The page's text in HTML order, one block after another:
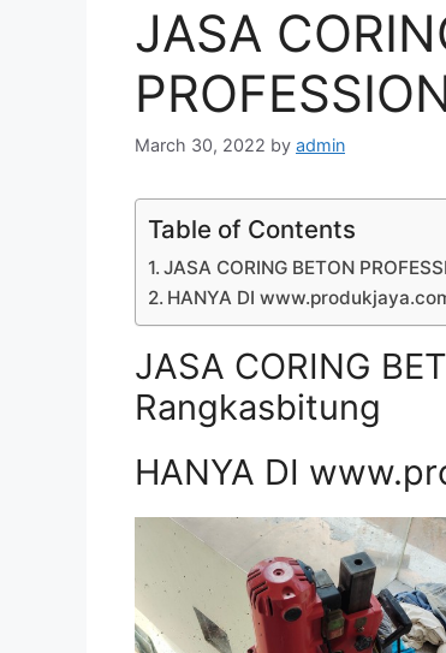
JASA
March 30, 2022 by admin
Table of Contents
JASA CORING BETON
HANYA DI
JASA CORING
Rangkasbitung
HANYA DI